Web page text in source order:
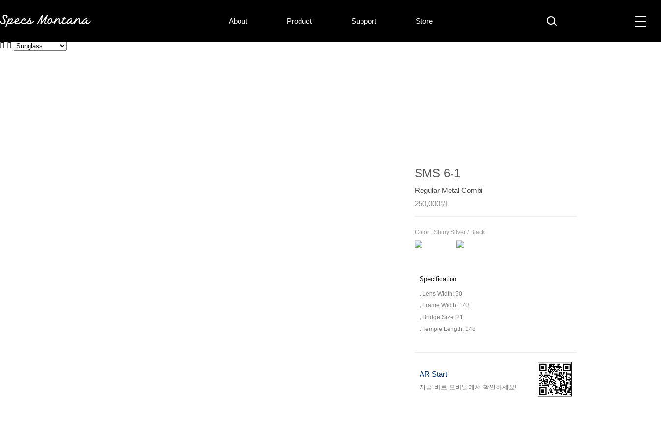
About Product Support Store
SMS 6-1
Regular Metal Combi
250,000원
Color : Shiny Silver / Black
Specification
Lens Width: 50
Frame Width: 143
Bridge Size: 21
Temple Length: 148
AR Start
지금 바로 모바일에서 확인하세요!